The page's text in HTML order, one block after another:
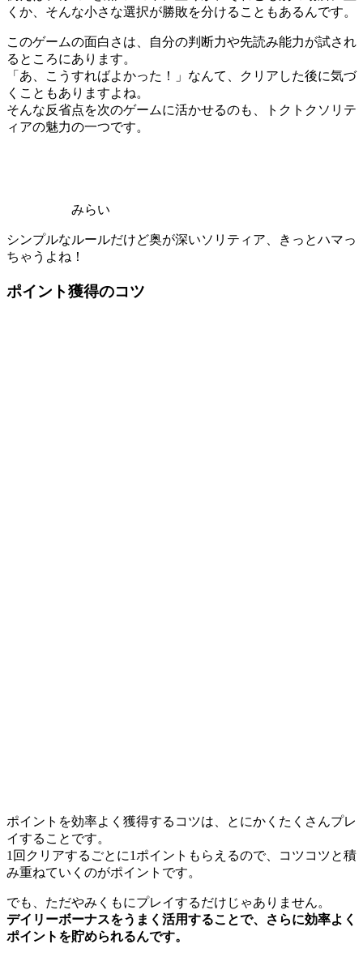
くか、そんな小さな選択が勝敗を分けることもあるんです。
このゲームの面白さは、自分の判断力や先読み能力が試され
るところにあります。
「あ、こうすればよかった！」なんて、クリアした後に気づ
くこともありますよね。
そんな反省点を次のゲームに活かせるのも、トクトクソリテ
ィアの魅力の一つです。
みらい
シンプルなルールだけど奥が深いソリティア、きっとハマっ
ちゃうよね！
ポイント獲得のコツ
ポイントを効率よく獲得するコツは、とにかくたくさんプレ
イすることです。
1回クリアするごとに1ポイントもらえるので、コツコツと積
み重ねていくのがポイントです。
でも、ただやみくもにプレイするだけじゃありません。
デイリーボーナスをうまく活用することで、さらに効率よく
ポイントを貯められるんです。